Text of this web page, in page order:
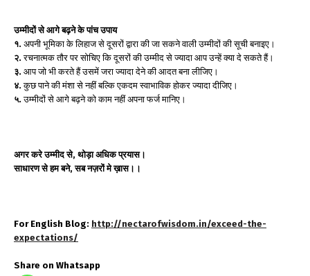
उम्मीदों से आगे बढ़ने के पांच उपाय
१. अपनी भूमिका के लिहाज से दूसरों द्वारा की जा सकने वाली उम्मीदों की सूची बनाइए।
२. रचनात्मक तौर पर सोचिए कि दूसरों की उम्मीद से ज्यादा आप उन्हें क्या दे सकते हैं।
३. आप जो भी करते हैं उसमें जरा ज्यादा देने की आदत बना लीजिए।
४. कुछ पाने की मंशा से नहीं बल्कि एकदम स्वाभाविक होकर ज्यादा दीजिए।
५. उम्मीदों से आगे बढ़ने को काम नहीं अपना फर्ज मानिए।
अगर करे उम्मीद से, थोड़ा अधिक प्रयास।
साधारण से हम बने, सब नज़रों मे ख़ास।।
For English Blog: http://nectarofwisdom.in/exceed-the-
expectations/
Share on Whatsapp